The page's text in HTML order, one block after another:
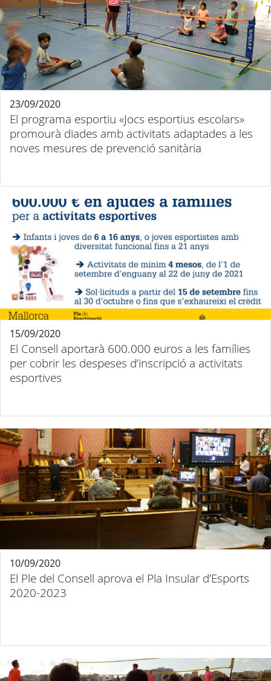
El programa esportiu «Jocs esportius escolars»
promourà diades amb activitats adaptades a les
noves mesures de prevenció sanitària
23/09/2020
El Consell aportarà 600.000 euros a les famílies
per cobrir les despeses d’inscripció a activitats
esportives
15/09/2020
El Ple del Consell aprova el Pla Insular d’Esports
2020-2023
10/09/2020